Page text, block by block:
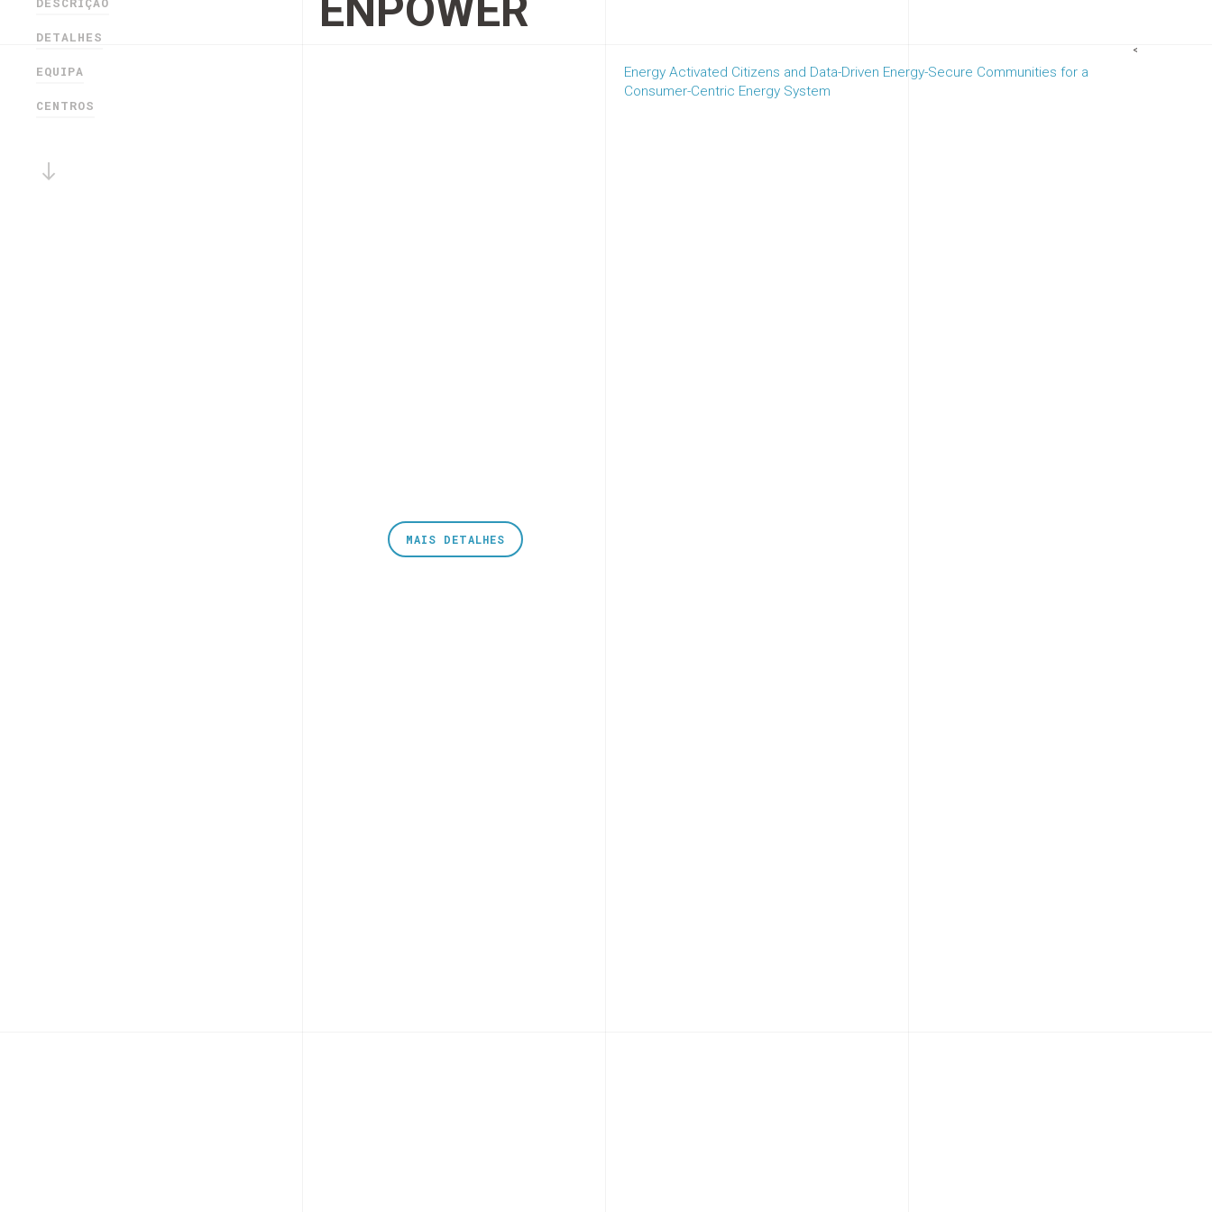
ENPOWER
MAIS DETALHES
Energy Activated Citizens and Data-Driven Energy-Secure Communities for a
Consumer-Centric Energy System
<
DETALHES
EQUIPA
CENTROS